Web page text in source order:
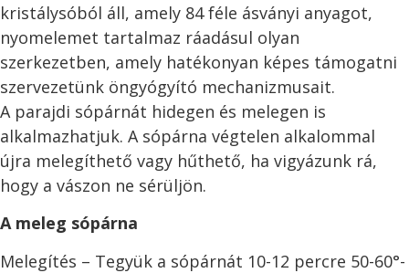
kristálysóból áll, amely 84 féle ásványi anyagot,
nyomelemet tartalmaz ráadásul olyan
szerkezetben, amely hatékonyan képes támogatni
szervezetünk öngyógyító mechanizmusait.
A parajdi sópárnát hidegen és melegen is
alkalmazhatjuk. A sópárna végtelen alkalommal
újra melegíthető vagy hűthető, ha vigyázunk rá,
hogy a vászon ne sérüljön.
A meleg sópárna
Melegítés – Tegyük a sópárnát 10-12 percre 50-60°-